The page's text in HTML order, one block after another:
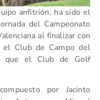
anfitrión, ha sido el
del Campeonato
al finalizar con
Club de Campo del
que el Club de Golf
por Jacinto